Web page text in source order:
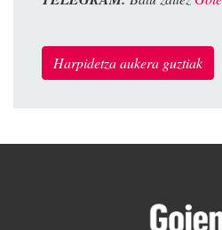
Harpidetza aukera guztiak